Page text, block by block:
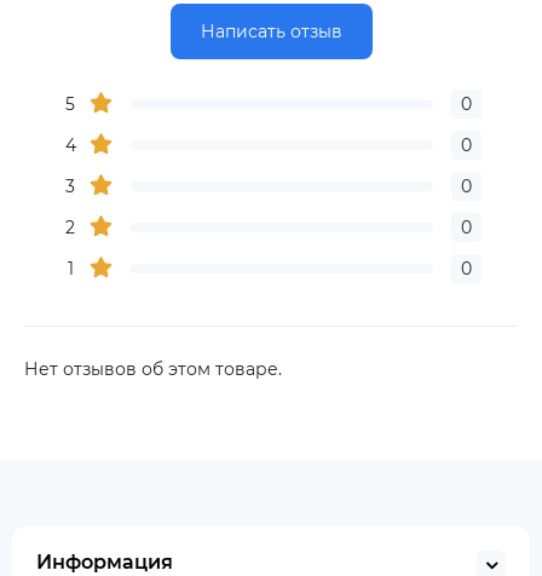
Написать отзыв
5
0
4
0
3
0
2
0
1
0
Нет отзывов об этом товаре.
Информация